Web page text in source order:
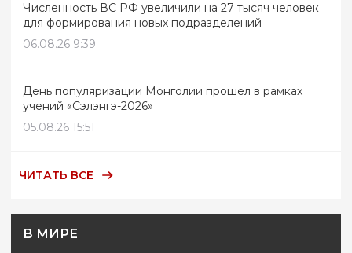
Численность ВС РФ увеличили на 27 тысяч человек
для формирования новых подразделений
06.08.26 9:39
День популяризации Монголии прошел в рамках
учений «Сэлэнгэ-2026»
05.08.26 15:51
ЧИТАТЬ ВСЕ
В МИРЕ